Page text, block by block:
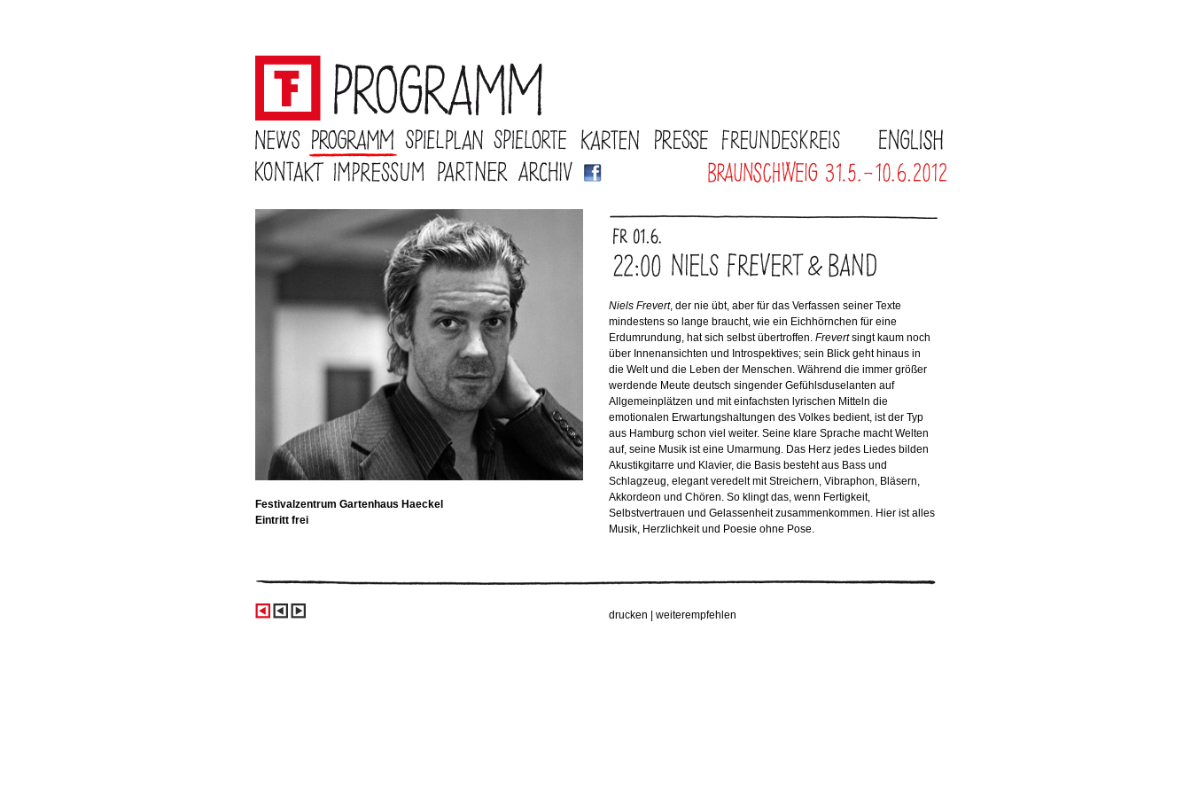
Festivalzentrum Gartenhaus Haeckel
Eintritt frei
Niels Frevert, der nie übt, aber für das Verfassen seiner Texte
mindestens so lange braucht, wie ein Eichhörnchen für eine
Erdumrundung, hat sich selbst übertroffen. Frevertsingt kaum noch
über Innenansichten und Introspektives; sein Blick geht hinaus in
die Welt und die Leben der Menschen. Während die immer größer
werdende Meute deutsch singender Gefühlsduselanten auf
Allgemeinplätzen und mit einfachsten lyrischen Mitteln die
emotionalen Erwartungshaltungen des Volkes bedient, ist der Typ
aus Hamburg schon viel weiter. Seine klare Sprache macht Welten
auf, seine Musik ist eine Umarmung. Das Herz jedes Liedes bilden
Akustikgitarre und Klavier, die Basis besteht aus Bass und
Schlagzeug, elegant veredelt mit Streichern, Vibraphon, Bläsern,
Akkordeon und Chören. So klingt das, wenn Fertigkeit,
Selbstvertrauen und Gelassenheit zusammenkommen. Hier ist alles
Musik, Herzlichkeit und Poesie ohne Pose.
drucken weiterempfehlen